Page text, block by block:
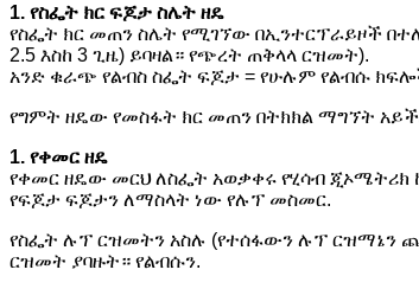
1. የስፌት ክር ፍጆታ ስሌት ዘዴ
የስፌት ክር መጠን ስሌት የሚገኘው በኢንተርፕራይዞች
2.5 እስከ 3 ጊዜ) ይባዛል። የጭረት ጠቅላላ ርዝመት).
አንድ ቁራጭ የልብስ ስፌት ፍጆታ = የሁሉም የልብሱ
የግምት ዘዴው የመስፋት ክር መጠን በትክክል ማግኘት
1. የቀመር ዘዴ
የቀመር ዘዴው መርህ ለስፌት አወቃቀሩ የሂሳብ
የፍጆታ ፍጆታን ለማስላት ነው የሉፕ መስመር.
የስፌት ሉፕ ርዝመትን አስሉ (የተሰፋውን ሉፕ ርዝማኔን
ርዝመት ያባዙት። የልብሱን.